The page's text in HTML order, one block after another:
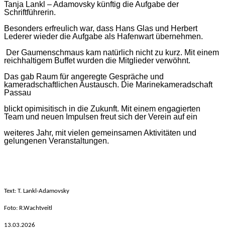
Tanja Lankl – Adamovsky künftig die Aufgabe der
Schriftführerin.
Besonders erfreulich war, dass Hans Glas und Herbert
Lederer wieder die Aufgabe als Hafenwart übernehmen.
Der Gaumenschmaus kam natürlich nicht zu kurz. Mit einem
reichhaltigem Buffet wurden die Mitglieder verwöhnt.
Das gab Raum für angeregte Gespräche und
kameradschaftlichen Austausch. Die Marinekameradschaft
Passau
blickt opimisitisch in die Zukunft. Mit einem engagierten
Team und neuen Impulsen freut sich der Verein auf ein
weiteres Jahr, mit vielen gemeinsamen Aktivitäten und
gelungenen Veranstaltungen.
Text: T. Lankl-Adamovsky
Foto: R.Wachtveitl
13.03.2026